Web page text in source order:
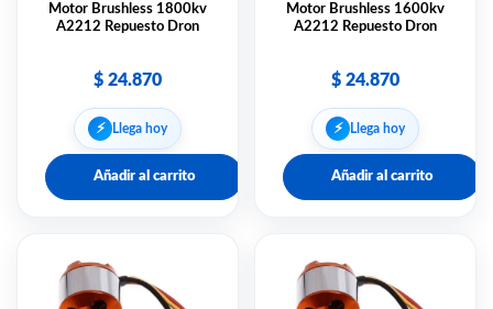
Motor Brushless 1800kv
A2212 Repuesto Dron
$ 24.870
⚡︎ Llega hoy
Añadir al carrito
Motor Brushless 1600kv
A2212 Repuesto Dron
$ 24.870
⚡︎ Llega hoy
Añadir al carrito